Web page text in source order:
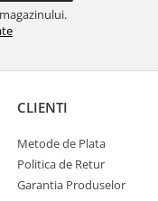
CLIENTI
Metode de Plata
Politica de Retur
Garantia Produselor